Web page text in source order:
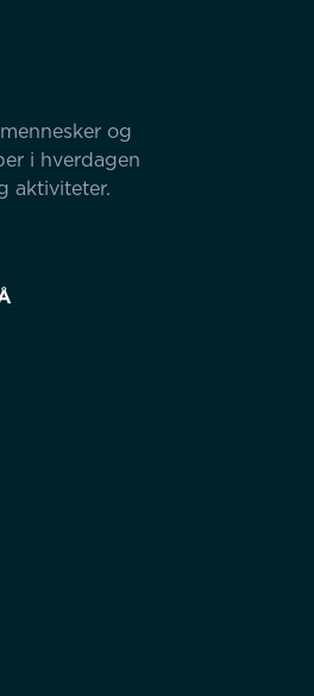
og
i hverdagen
aktiviteter.